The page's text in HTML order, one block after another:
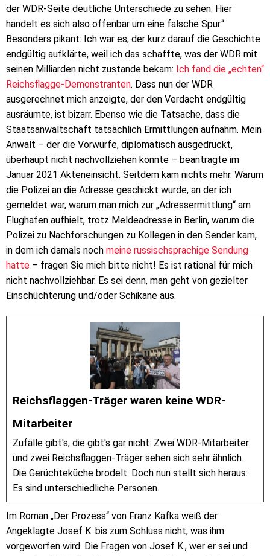
der WDR-Seite deutliche Unterschiede zu sehen. Hier
handelt es sich also offenbar um eine falsche Spur.“
Besonders pikant: Ich war es, der kurz darauf die Geschichte
endgültig aufklärte, weil ich das schaffte, was der WDR mit
seinen Milliarden nicht zustande bekam: Ich fand die „echten“
Reichsflagge-Demonstranten. Dass nun der WDR
ausgerechnet mich anzeigte, der den Verdacht endgültig
ausräumte, ist bizarr. Ebenso wie die Tatsache, dass die
Staatsanwaltschaft tatsächlich Ermittlungen aufnahm. Mein
Anwalt – der die Vorwürfe, diplomatisch ausgedrückt,
überhaupt nicht nachvollziehen konnte – beantragte im
Januar 2021 Akteneinsicht. Seitdem kam nichts mehr. Warum
die Polizei an die Adresse geschickt wurde, an der ich
gemeldet war, warum man mich zur „Adressermittlung“ am
Flughafen aufhielt, trotz Meldeadresse in Berlin, warum die
Polizei zu Nachforschungen zu Kollegen in den Sender kam,
in dem ich damals noch meine russischsprachige Sendung
hatte – fragen Sie mich bitte nicht! Es ist rational für mich
nicht nachvollziehbar. Es sei denn, man geht von gezielter
Einschüchterung und/oder Schikane aus.
Reichsflaggen-Träger waren keine WDR-
Mitarbeiter
Zufälle gibt's, die gibt's gar nicht: Zwei WDR-Mitarbeiter
und zwei Reichsflaggen-Träger sehen sich sehr ähnlich.
Die Gerüchteküche brodelt. Doch nun stellt sich heraus:
Es sind unterschiedliche Personen.
Im Roman „Der Prozess“ von Franz Kafka weiß der
Angeklagte Josef K. bis zum Schluss nicht, was ihm
vorgeworfen wird. Die Fragen von Josef K., wer er sei und